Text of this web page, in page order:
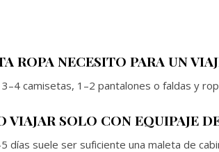
ROPA NECESITO PARA UN
camisetas, 1–2 pantalones o faldas y
VIAJAR SOLO CON EQUIPAJE
días suele ser suficiente una maleta de